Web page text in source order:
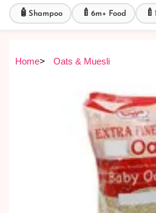
🧴 Shampoo 🍼 6m+ Food 🍼
Home> Oats & Muesli